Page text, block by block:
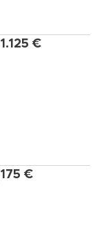
1.125 €
175 €